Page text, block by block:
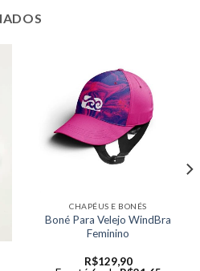
CHAPÉUS E BONÉS
Boné Para Velejo WindBra
Feminino
R$129,90